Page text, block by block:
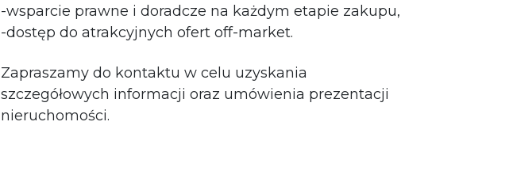
-wsparcie prawne i doradcze na każdym etapie zakupu,
-dostęp do atrakcyjnych ofert off-market.
Zapraszamy do kontaktu w celu uzyskania
szczegółowych informacji oraz umówienia prezentacji
nieruchomości.